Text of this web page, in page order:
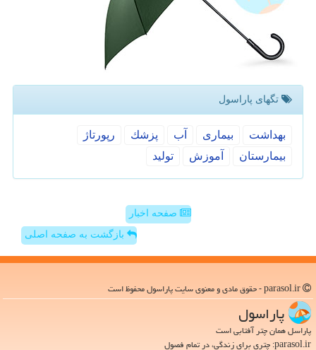
تگهای پاراسول
بهداشت بیماری آب پزشك
رپورتاژ
بیمارستان
آموزش تولید
صفحه اخبار
بازگشت به صفحه اصلی
پاراسول
پاراسل همان چتر آفتابی است
parasol.ir: چتری برای زندگی، در تمام فصول